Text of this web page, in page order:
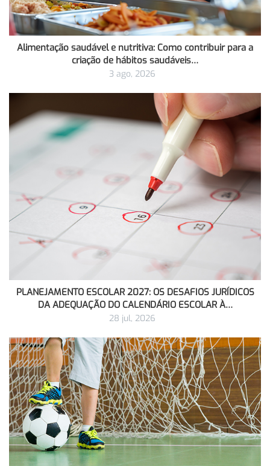
Alimentação saudável e nutritiva: Como contribuir para a
criação de hábitos saudáveis…
3 ago, 2026
PLANEJAMENTO ESCOLAR 2027: OS DESAFIOS JURÍDICOS
DA ADEQUAÇÃO DO CALENDÁRIO ESCOLAR À…
28 jul, 2026